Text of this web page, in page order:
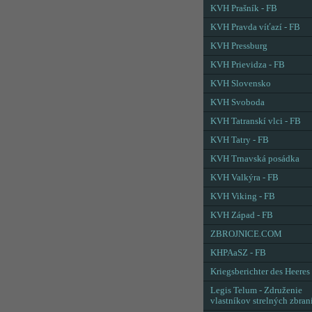
KVH Prašník - FB
KVH Pravda víťazí - FB
KVH Pressburg
KVH Prievidza - FB
KVH Slovensko
KVH Svoboda
KVH Tatranskí vlci - FB
KVH Tatry - FB
KVH Trnavská posádka
KVH Valkýra - FB
KVH Viking - FB
KVH Západ - FB
ZBROJNICE.COM
KHPAaSZ - FB
Kriegsberichter des Heeres
Legis Telum - Združenie
vlastníkov strelných